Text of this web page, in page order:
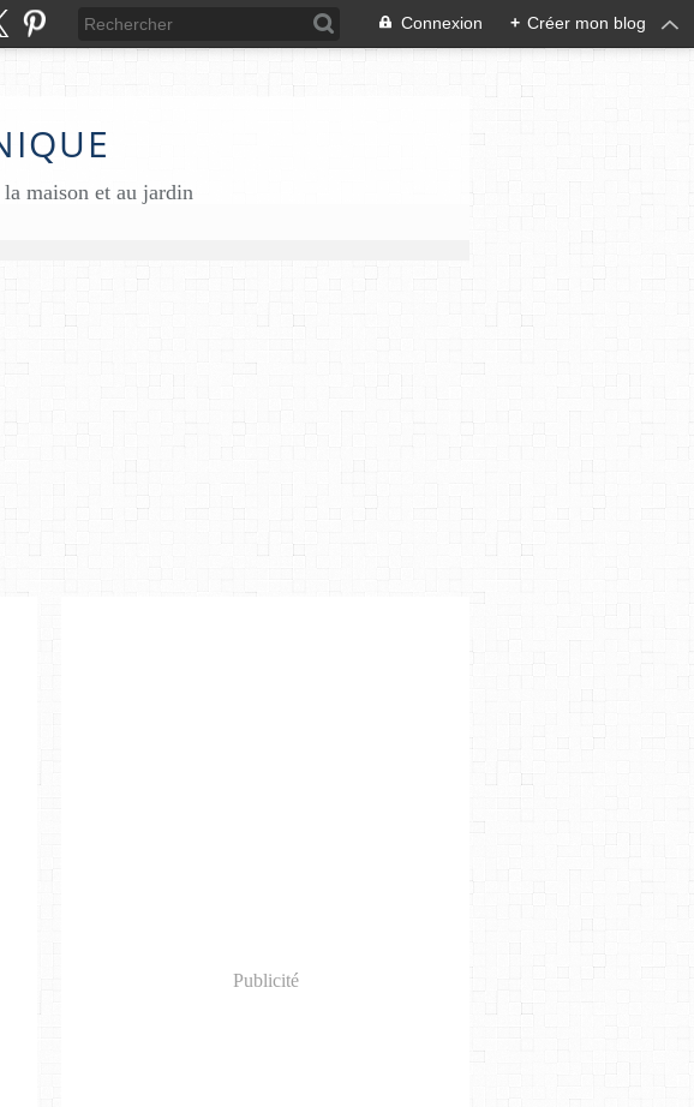
Connexion + Créer mon blog
la maison et au jardin
Publicité